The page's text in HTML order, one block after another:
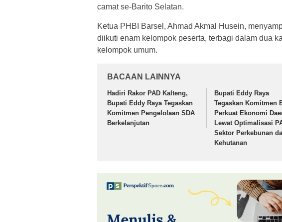
camat se-Barito Selatan.
Ketua PHBI Barsel, Ahmad Akmal Husein,
diikuti enam kelompok peserta, terbagi dalam dua
kelompok umum.
BACAAN LAINNYA
Hadiri Rakor PAD Kalteng,
Bupati Eddy Raya Tegaskan
Komitmen Pengelolaan SDA
Berkelanjutan
Bupati Eddy Raya
Tegaskan Komitmen
Perkuat Ekonomi
Lewat Optimalisasi
Sektor Perkebunan
Kehutanan